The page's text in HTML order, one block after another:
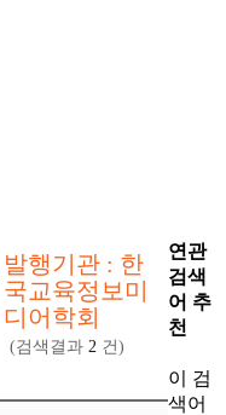
발행기관 : 한
국교육정보미
디어학회
(검색결과 2 건)
연관
검색
어 추
천
이 검
색어